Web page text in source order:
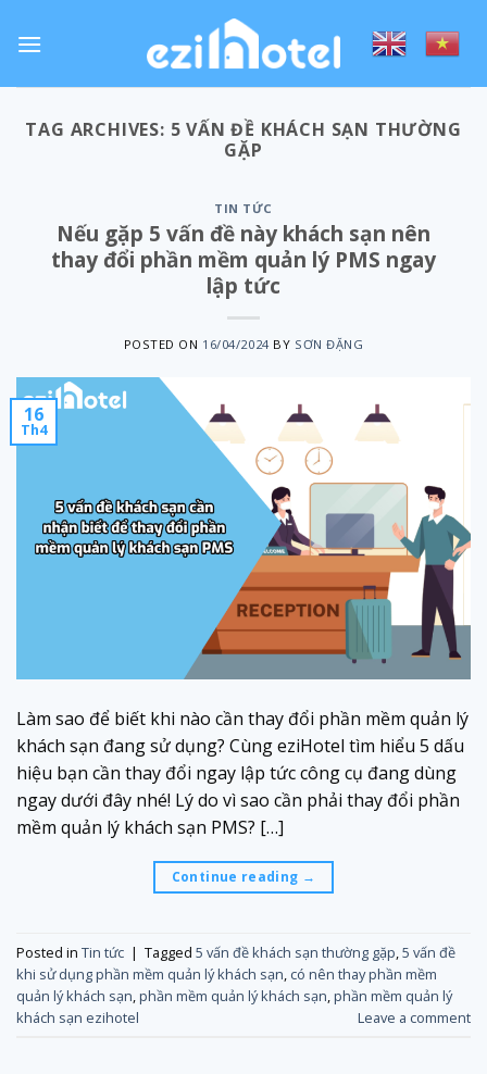
TAG ARCHIVES: 5 VẤN ĐỀ KHÁCH SẠN THƯỜNG
GẶP
TIN TỨC
Nếu gặp 5 vấn đề này khách sạn nên
thay đổi phần mềm quản lý PMS ngay
lập tức
POSTED ON 16/04/2024BY SƠN ĐẶNG
16
Th4
Làm sao để biết khi nào cần thay đổi phần mềm quản lý
khách sạn đang sử dụng? Cùng eziHotel tìm hiểu 5 dấu
hiệu bạn cần thay đổi ngay lập tức công cụ đang dùng
ngay dưới đây nhé! Lý do vì sao cần phải thay đổi phần
mềm quản lý khách sạn PMS? […]
Continue reading →
Posted in Tin tức | Tagged 5 vấn đề khách sạn thường gặp,5 vấn đề
khi sử dụng phần mềm quản lý khách sạn, có nên thay phần mềm
quản lý khách sạn,phần mềm quản lý khách sạn,phần mềm quản lý
khách sạn ezihotel
Leave a comment